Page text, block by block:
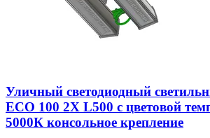
Уличный светодиодный
ECO 100 2Х L500 с цветовой
5000К консольное крепление